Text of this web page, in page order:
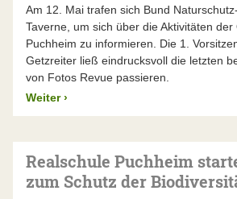
Am 12. Mai trafen sich Bund
Taverne, um sich über die Aktivitäten
Puchheim zu informieren. Die 1.
Getzreiter ließ eindrucksvoll die letzten
von Fotos Revue passieren.
Weiter ›
Realschule Puchheim
zum Schutz der